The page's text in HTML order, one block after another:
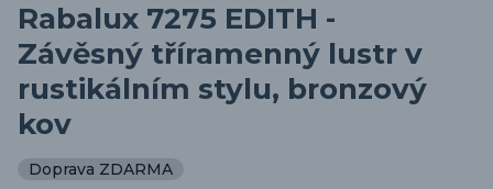
Rabalux 7275 EDITH -
Závěsný tříramenný lustr v
rustikálním stylu, bronzový
kov
Doprava ZDARMA